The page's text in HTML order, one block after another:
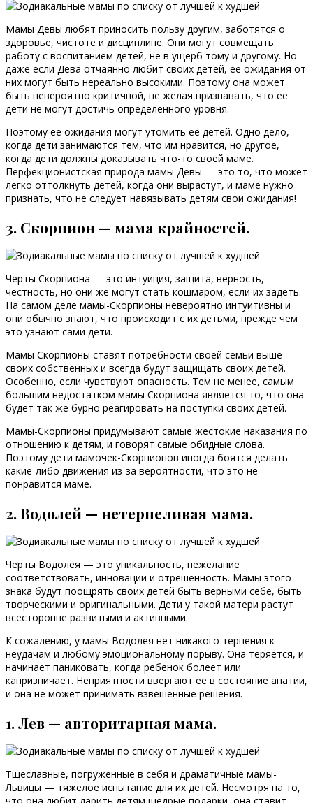
Мамы Девы любят приносить пользу другим, заботятся о
здоровье, чистоте и дисциплине. Они могут совмещать
работу с воспитанием детей, не в ущерб тому и другому. Но
даже если Дева отчаянно любит своих детей, ее ожидания от
них могут быть нереально высокими. Поэтому она может
быть невероятно критичной, не желая признавать, что ее
дети не могут достичь определенного уровня.
Поэтому ее ожидания могут утомить ее детей. Одно дело,
когда дети занимаются тем, что им нравится, но другое,
когда дети должны доказывать что-то своей маме.
Перфекционистская природа мамы Девы — это то, что может
легко оттолкнуть детей, когда они вырастут, и маме нужно
признать, что не следует навязывать детям свои ожидания!
3. Скорпион — мама крайностей.
Черты Скорпиона — это интуиция, защита, верность,
честность, но они же могут стать кошмаром, если их задеть.
На самом деле мамы-Скорпионы невероятно интуитивны и
они обычно знают, что происходит с их детьми, прежде чем
это узнают сами дети.
Мамы Скорпионы ставят потребности своей семьи выше
своих собственных и всегда будут защищать своих детей.
Особенно, если чувствуют опасность. Тем не менее, самым
большим недостатком мамы Скорпиона является то, что она
будет так же бурно реагировать на поступки своих детей.
Мамы-Скорпионы придумывают самые жестокие наказания по
отношению к детям, и говорят самые обидные слова.
Поэтому дети мамочек-Скорпионов иногда боятся делать
какие-либо движения из-за вероятности, что это не
понравится маме.
2. Водолей — нетерпеливая мама.
Черты Водолея — это уникальность, нежелание
соответствовать, инновации и отрешенность. Мамы этого
знака будут поощрять своих детей быть верными себе, быть
творческими и оригинальными. Дети у такой матери растут
всесторонне развитыми и активными.
К сожалению, у мамы Водолея нет никакого терпения к
неудачам и любому эмоциональному порыву. Она теряется, и
начинает паниковать, когда ребенок болеет или
капризничает. Неприятности ввергают ее в состояние апатии,
и она не может принимать взвешенные решения.
1. Лев — авторитарная мама.
Тщеславные, погруженные в себя и драматичные мамы-
Львицы — тяжелое испытание для их детей. Несмотря на то,